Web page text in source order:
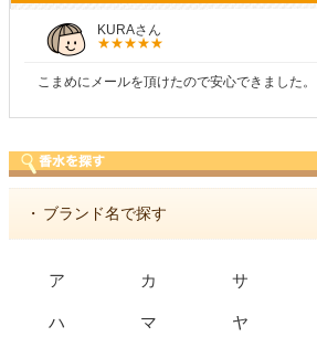
KURAさん
こまめにメールを頂けたので安心できました。
・ ブランド名で探す
ア カ サ
ハ マ ヤ